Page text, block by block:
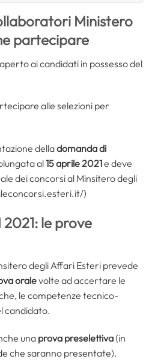
Ministero
partecipare
ai candidati in possesso del
alle selezioni per
delladomanda di
al15 aprile 2021e deve
dei concorsi al Minsitero degli
)
le prove
degli Affari Esteri prevede
oralevolte ad accertare le
le competenze tecnico-
candidato.
una prova preselettiva(in
che saranno presentate).